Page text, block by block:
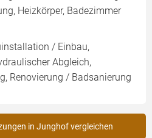
Heizkörper, Badezimmer
/ Einbau,
Abgleich,
Renovierung / Badsanierung
in Junghof vergleichen